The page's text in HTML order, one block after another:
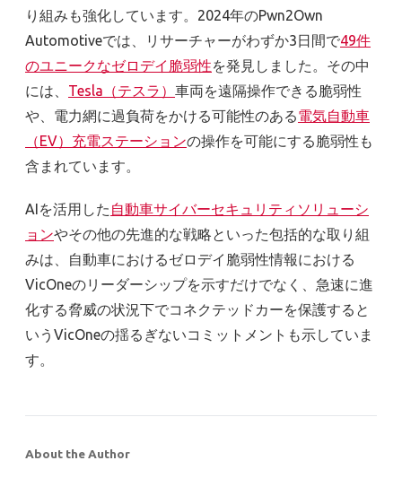
り組みも強化しています。2024年のPwn2Own
Automotiveでは、リサーチャーがわずか3日間で49件
のユニークなゼロデイ脆弱性を発見しました。その中
には、 Tesla（テスラ） 車両を遠隔操作できる脆弱性
や、電力網に過負荷をかける可能性のある電気自動車
（EV）充電ステーションの操作を可能にする脆弱性も
含まれています。
AIを活用した 自動車サイバーセキュリティソリューシ
ョンやその他の先進的な戦略といった包括的な取り組
みは、自動車におけるゼロデイ脆弱性情報における
VicOneのリーダーシップを示すだけでなく、急速に進
化する脅威の状況下でコネクテッドカーを保護すると
いうVicOneの揺るぎないコミットメントも示していま
す。
About the Author